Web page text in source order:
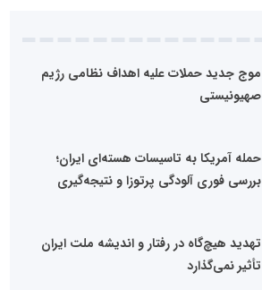
موج جدید حملات علیه اهداف نظامی رژیم
صهیونیستی
حمله آمریکا به تاسیسات هسته‌ای ایران؛
بررسی فوری آلودگی پرتوزا و نتیجه‌گیری
تهدید هیچ‌گاه در رفتار و اندیشه ملت ایران
تأثیر نمی‌گذارد